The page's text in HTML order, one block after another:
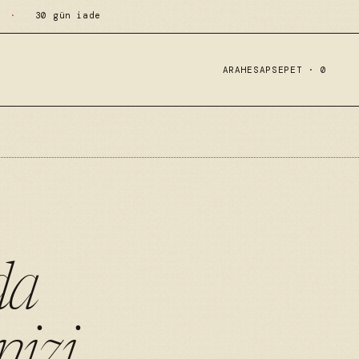
· 30 gün iade
ARAHESAP SEPET ·0